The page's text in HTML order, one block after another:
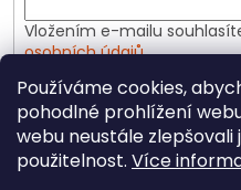
Používáme cookies,
pohodlné prohlížení
webu neustále zlepšovali
použitelnost. Více
Vložením e-mailu
osobních údajů
PŘIHLÁSIT SE